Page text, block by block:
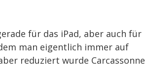
für das iPad, aber auch für
man eigentlich immer auf
reduziert wurde Carcassonne